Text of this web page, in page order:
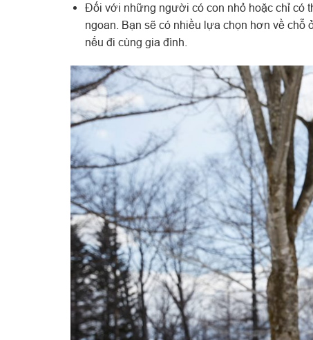
Đối với những người có con nhỏ hoặc chỉ có
ngoan. Bạn sẽ có nhiều lựa chọn hơn về chỗ
nếu đi cùng gia đình.